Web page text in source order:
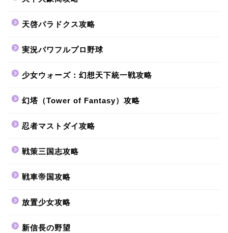
天啓パラドクス攻略
実況パワフルプロ野球
少女ウォーズ：幻想天下統一戦攻略
幻塔（Tower of Fantasy）攻略
忍者マストダイ攻略
戦策三国志攻略
戦車帝国攻略
放置少女攻略
新信長の野望